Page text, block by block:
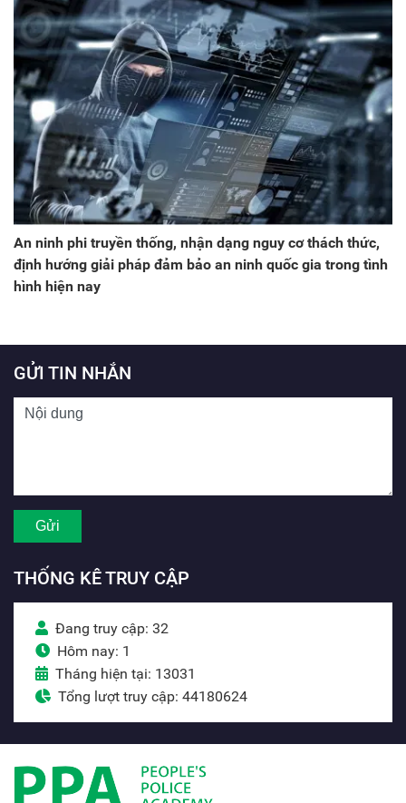
An ninh phi truyền thống, nhận dạng nguy cơ thách thức,
định hướng giải pháp đảm bảo an ninh quốc gia trong tình
hình hiện nay
GỬI TIN NHẮN
THỐNG KÊ TRUY CẬP
Đang truy cập: 32
Hôm nay: 1
Tháng hiện tại: 13031
Tổng lượt truy cập: 44180624